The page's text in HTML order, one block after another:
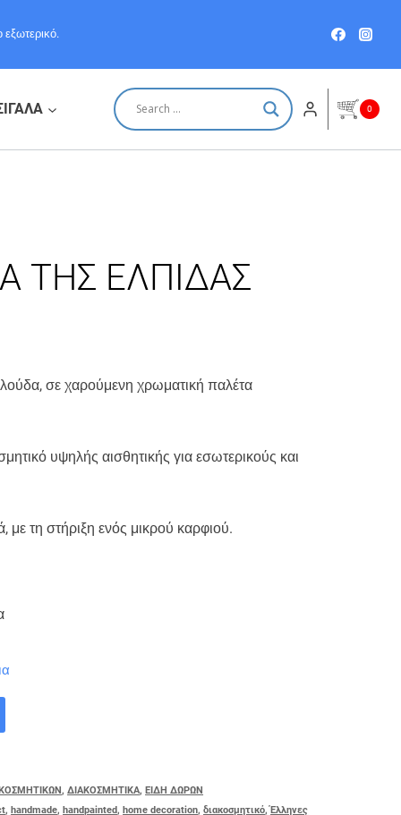
0
ΤΗΣ ΕΛΠΙΔΑΣ
σε χαρούμενη χρωματική παλέτα
υψηλής αισθητικής για εσωτερικούς και
με τη στήριξη ενός μικρού καρφιού.
,ΔΙΑΚΟΣΜΗΤΙΚΑ,ΕΙΔΗ ΔΩΡΩΝ
,handmade,handpainted,home decoration,διακοσμητικό,Έλληνες
ποσότητα